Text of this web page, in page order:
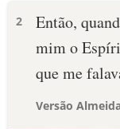
2
Então,
mim o
que me
Versão